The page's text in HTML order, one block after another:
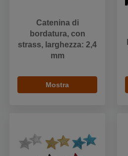
Catenina di
bordatura, con
strass, larghezza: 2,4
mm
Mostra